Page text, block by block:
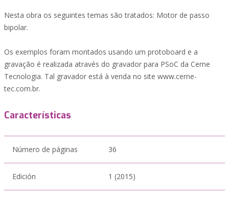
Nesta obra os seguintes temas são tratados: Motor de passo
bipolar.
Os exemplos foram montados usando um protoboard e a
gravação é realizada através do gravador para PSoC da Cerne
Tecnologia. Tal gravador está à venda no site www.cerne-
tec.com.br.
Características
Número de páginas 36
Edición 1 (2015)